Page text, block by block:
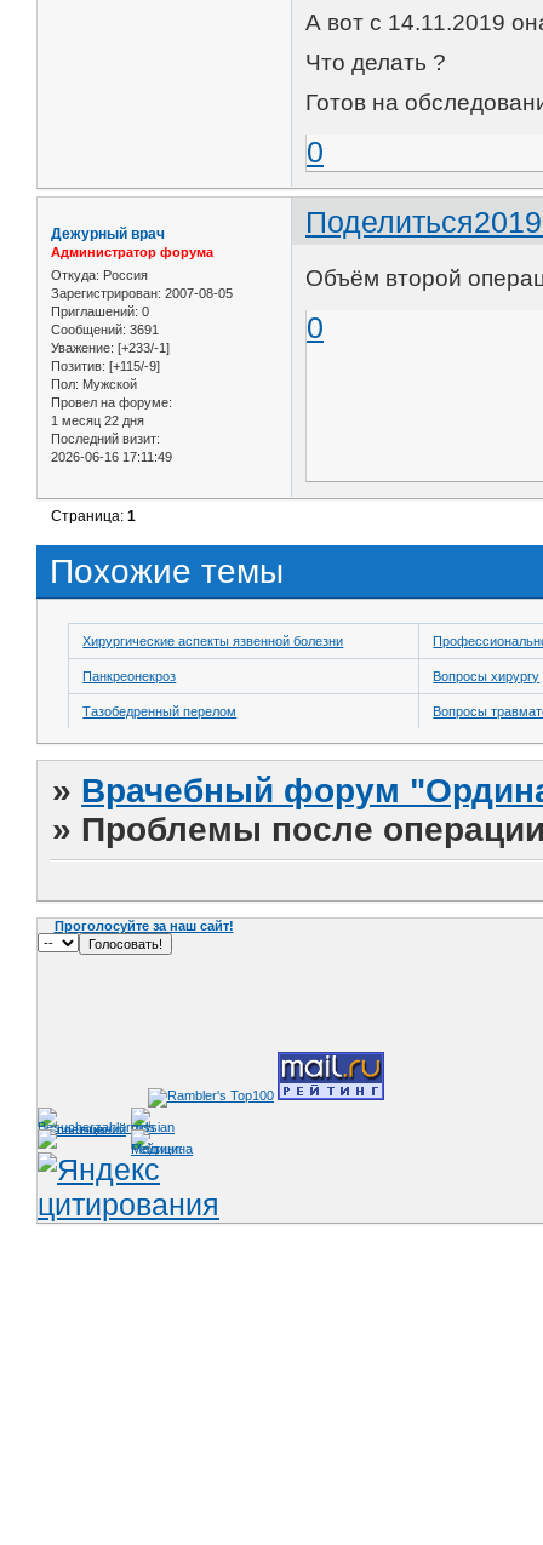
А вот с 14.11.2019
Что делать ?
Готов на
0
Поделиться
Дежурный врач
Администратор форума
Откуда: Россия
Зарегистрирован: 2007-08-05
Приглашений: 0
Сообщений: 3691
Уважение: [+233/-1]
Позитив: [+115/-9]
Пол: Мужской
Провел на форуме:
1 месяц 22 дня
Последний визит:
2026-06-16 17:11:49
Объём второй
0
Страница:1
Похожие темы
Хирургические аспекты язвенной болезни
Панкреонекроз Вопросы хирургу
Тазобедренный перелом Вопросы
» Врачебный форум
» Проблемы после
Проголосуйте за наш сайт!